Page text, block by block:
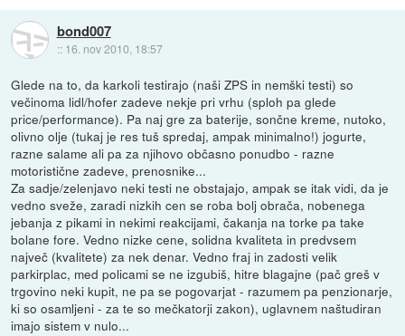
bond007
:: 16. nov 2010, 18:57
Glede na to, da karkoli testirajo (naši ZPS in nemški testi) so
večinoma lidl/hofer zadeve nekje pri vrhu (sploh pa glede
price/performance). Pa naj gre za baterije, sončne kreme, nutoko,
olivno olje (tukaj je res tuš spredaj, ampak minimalno!) jogurte,
razne salame ali pa za njihovo občasno ponudbo - razne
motoristične zadeve, prenosnike...
Za sadje/zelenjavo neki testi ne obstajajo, ampak se itak vidi, da je
vedno sveže, zaradi nizkih cen se roba bolj obrača, nobenega
jebanja z pikami in nekimi reakcijami, čakanja na torke pa take
bolane fore. Vedno nizke cene, solidna kvaliteta in predvsem
največ (kvalitete) za nek denar. Vedno fraj in zadosti velik
parkirplac, med policami se ne izgubiš, hitre blagajne (pač greš v
trgovino neki kupit, ne pa se pogovarjat - razumem pa penzionarje,
ki so osamljeni - za te so mečkatorji zakon), uglavnem naštudiran
imajo sistem v nulo...